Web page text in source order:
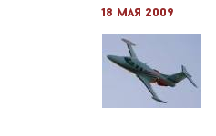
18 мая 2009